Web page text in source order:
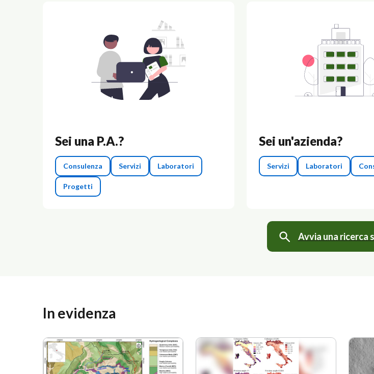
Sei una P.A.?
Consulenza Servizi Laboratori
Progetti
Sei un'azienda?
Servizi Laboratori
Avvia una ricerca
In evidenza